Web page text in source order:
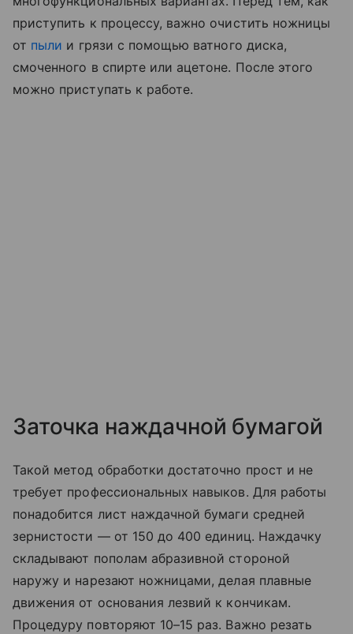
приступить к процессу, важно очистить ножницы
от пыли и грязи с помощью ватного диска,
смоченного в спирте или ацетоне. После этого
можно приступать к работе.
Заточка наждачной бумагой
Такой метод обработки достаточно прост и не
требует профессиональных навыков. Для работы
понадобится лист наждачной бумаги средней
зернистости — от 150 до 400 единиц. Наждачку
складывают пополам абразивной стороной
наружу и нарезают ножницами, делая плавные
движения от основания лезвий к кончикам.
Процедуру повторяют 10–15 раз. Важно резать